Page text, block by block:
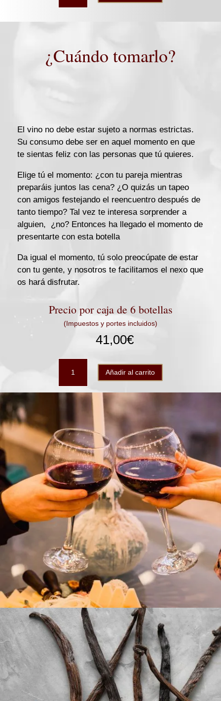
caja
¿Cuándo tomarlo?
El vino no debe estar sujeto a normas estrictas.
Su consumo debe ser en aquel momento en que
te sientas feliz con las personas que tú quieres.
Elige tú el momento: ¿con tu pareja mientras
preparáis juntos las cena? ¿O quizás un tapeo
con amigos festejando el reencuentro después de
tanto tiempo? Tal vez te interesa sorprender a
alguien, ¿no? Entonces ha llegado el momento de
presentarte con esta botella
Da igual el momento, tú solo preocúpate de estar
con tu gente, y nosotros te facilitamos el nexo que
os hará disfrutar.
Precio por caja de 6 botellas
(Impuestos y portes incluidos)
41,00€
Flamenco
caja
Añadir al carrito